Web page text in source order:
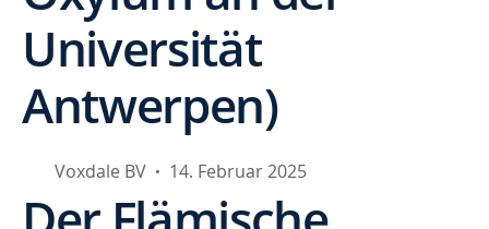
Universität
Antwerpen)
14. Februar 2025
Voxdale BV •